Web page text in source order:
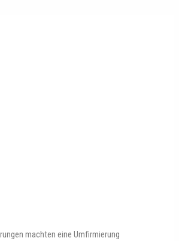
machten eine Umfirmierung